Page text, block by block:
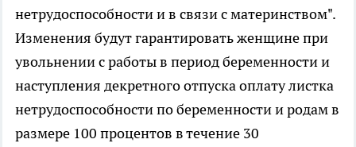
нетрудоспособности и в связи с материнством".
Изменения будут гарантировать женщине при
увольнении с работы в период беременности и
наступления декретного отпуска оплату листка
нетрудоспособности по беременности и родам в
размере 100 процентов в течение 30